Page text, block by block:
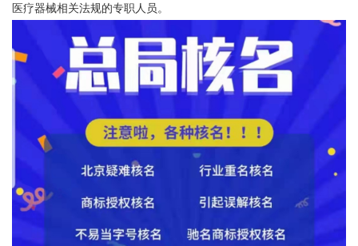
医疗器械相关法规的专职人员。